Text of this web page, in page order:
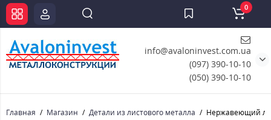
info@avaloninvest.com.ua
(097) 390-10-10
(050) 390-10-10
0
Главная Магазин Детали из листового металла Нержавеющий